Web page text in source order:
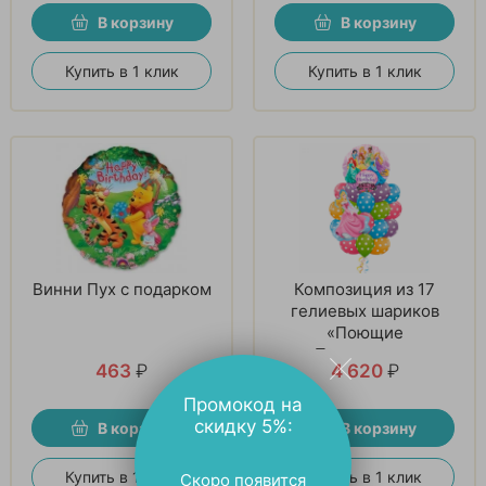
В корзину
Купить в 1 клик
В корзину
Купить в 1 клик
Винни Пух с подарком
463 ₽
В корзину
Купить в 1 клик
Композиция из 17
гелиевых шариков
«Поющие
Принцессы»
4 620 ₽
В корзину
Купить в 1 клик
Промокод на
скидку 5%:
Скоро появится